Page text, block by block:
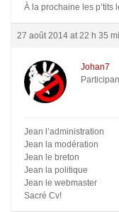
À la prochaine les p’tits
27 août 2014 at 22 h 35
Johan7
Jean l’administration
Jean la modération
Jean le breton
Jean la politique
Jean le webmaster
Sacré Cv!